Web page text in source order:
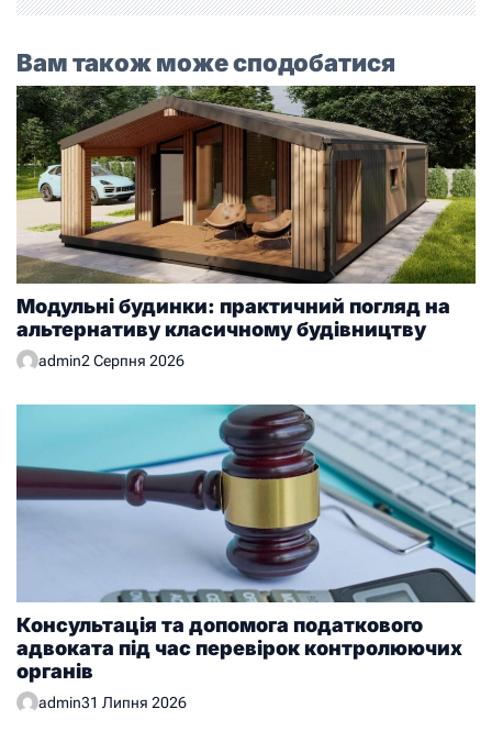
Вам також може сподобатися
Модульні будинки: практичний погляд на
альтернативу класичному будівництву
admin2 Серпня 2026
Консультація та допомога податкового
адвоката під час перевірок контролюючих
органів
admin31 Липня 2026